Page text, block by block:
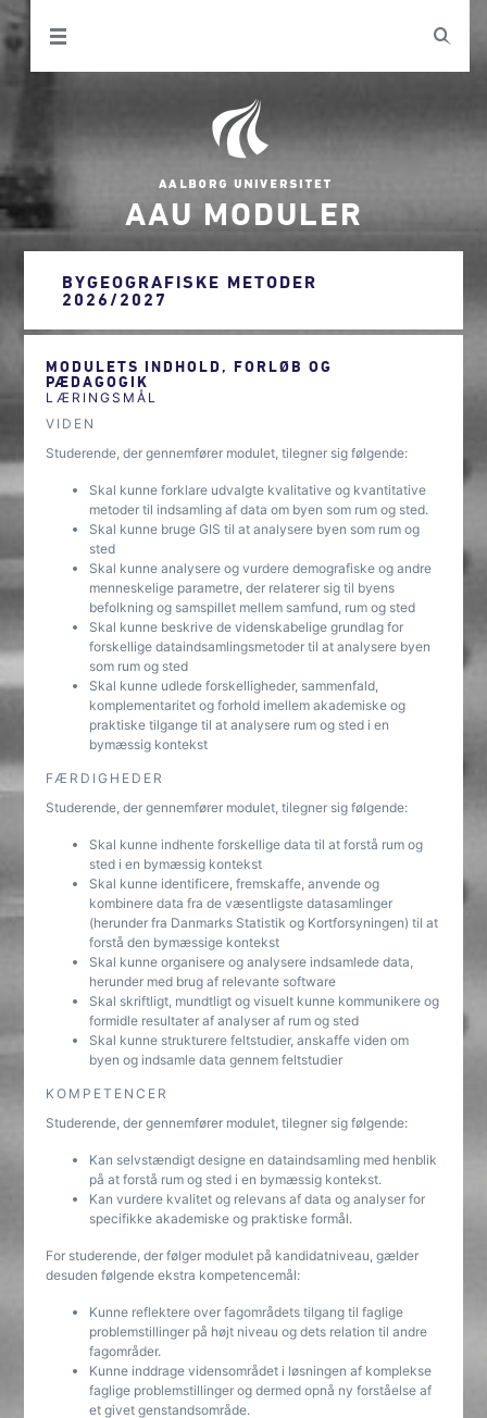
AAU MODULER
BYGEOGRAFISKE METODER
2026/2027
MODULETS INDHOLD, FORLØB OG
PÆDAGOGIK
LÆRINGSMÅL
VIDEN
Studerende, der gennemfører modulet, tilegner sig følgende:
Skal kunne forklare udvalgte kvalitative og kvantitative
metoder til indsamling af data om byen som rum og sted.
Skal kunne bruge GIS til at analysere byen som rum og
sted
Skal kunne analysere og vurdere demografiske og andre
menneskelige parametre, der relaterer sig til byens
befolkning og samspillet mellem samfund, rum og sted
Skal kunne beskrive de videnskabelige grundlag for
forskellige dataindsamlingsmetoder til at analysere byen
som rum og sted
Skal kunne udlede forskelligheder, sammenfald,
komplementaritet og forhold imellem akademiske og
praktiske tilgange til at analysere rum og sted i en
bymæssig kontekst
FÆRDIGHEDER
Studerende, der gennemfører modulet, tilegner sig følgende:
Skal kunne indhente forskellige data til at forstå rum og
sted i en bymæssig kontekst
Skal kunne identificere, fremskaffe, anvende og
kombinere data fra de væsentligste datasamlinger
(herunder fra Danmarks Statistik og Kortforsyningen) til at
forstå den bymæssige kontekst
Skal kunne organisere og analysere indsamlede data,
herunder med brug af relevante software
Skal skriftligt, mundtligt og visuelt kunne kommunikere og
formidle resultater af analyser af rum og sted
Skal kunne strukturere feltstudier, anskaffe viden om
byen og indsamle data gennem feltstudier
KOMPETENCER
Studerende, der gennemfører modulet, tilegner sig følgende:
Kan selvstændigt designe en dataindsamling med henblik
på at forstå rum og sted i en bymæssig kontekst.
Kan vurdere kvalitet og relevans af data og analyser for
specifikke akademiske og praktiske formål.
For studerende, der følger modulet på kandidatniveau, gælder
desuden følgende ekstra kompetencemål:
Kunne reflektere over fagområdets tilgang til faglige
problemstillinger på højt niveau og dets relation til andre
fagområder.
Kunne inddrage vidensområdet i løsningen af komplekse
faglige problemstillinger og dermed opnå ny forståelse af
et givet genstandsområde.